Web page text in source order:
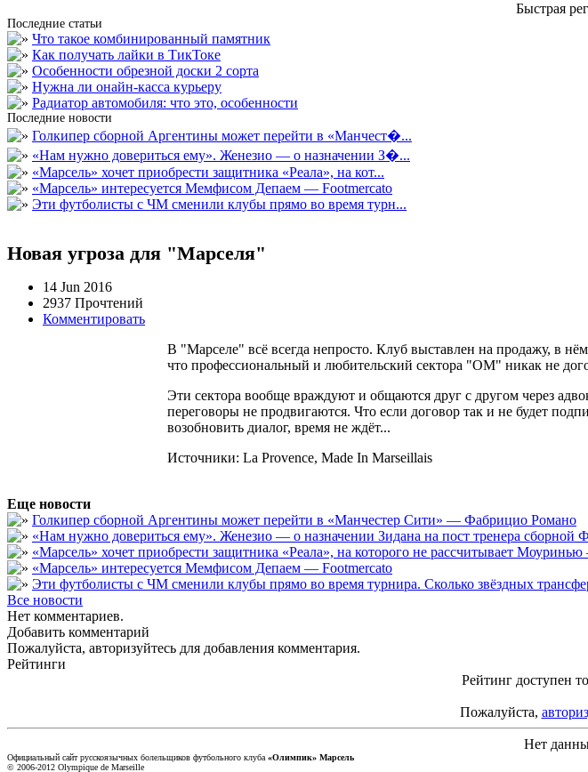
Быстрая
Последние статьи
Что такое комбинированный памятник
Как получать лайки в ТикТоке
Особенности обрезной доски 2 сорта
Нужна ли онайн-касса курьеру
Радиатор автомобиля: что это, особенности
Последние новости
Голкипер сборной Аргентины может перейти в «Манчест�...
«Нам нужно довериться ему». Женезио — о назначении З�...
«Марсель» хочет приобрести защитника «Реала», на кот...
«Марсель» интересуется Мемфисом Депаем — Footmercato
Эти футболисты с ЧМ сменили клубы прямо во время турн...
Новая угроза для "Марселя"
14 Jun 2016
2937 Прочтений
Комментировать
В "Марселе" всё всегда непросто. Клуб выставлен на продажу, в
что профессиональный и любительский сектора "ОМ" никак не
Эти сектора вообще враждуют и общаются друг с другом через
переговоры не продвигаются. Что если договор так и не будет
возобновить диалог, время не ждёт...
Источники: La Provence, Made In Marseillais
Еще новости
Голкипер сборной Аргентины может перейти в «Манчестер Сити» — Фабрицио Романо
«Нам нужно довериться ему». Женезио — о назначении Зидана на пост тренера сборной
«Марсель» хочет приобрести защитника «Реала», на которого не рассчитывает
«Марсель» интересуется Мемфисом Депаем — Footmercato
Эти футболисты с ЧМ сменили клубы прямо во время турнира. Сколько звёздных
Все новости
Нет комментариев.
Добавить комментарий
Пожалуйста, авторизуйтесь для добавления комментария.
Рейтинги
Рейтинг доступен
Пожалуйста,
Нет
Официальный сайт русскоязычных болельщиков футбольного клуба «Олимпик» Марсель
© 2006-2012 Olympique de Marseille